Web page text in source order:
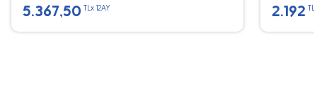
5.367,50 TLx 12AY 2.192